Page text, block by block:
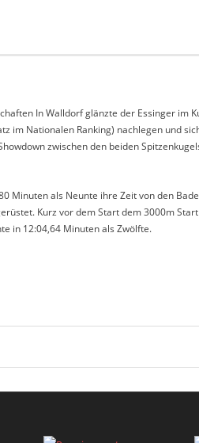
In Walldorf glänzte der Essinger im
im Nationalen Ranking) nachlegen und
zwischen den beiden
Minuten als Neunte ihre Zeit von den
Kurz vor dem Start dem 3000m
in 12:04,64 Minuten als Zwölfte.